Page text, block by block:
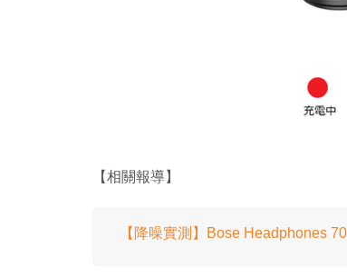
【相關報導】
【降噪實測】Bose Headphones